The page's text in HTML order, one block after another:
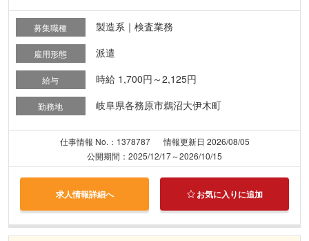
募集職種 製造系｜検査業務
雇用形態 派遣
給与 時給 1,700円～2,125円
勤務地 岐阜県各務原市鵜沼大伊木町
仕事情報 No.：1378787
情報更新日 2026/08/05
公開期間：2025/12/17～2026/10/15
求人情報詳細へ お気に入りに追加